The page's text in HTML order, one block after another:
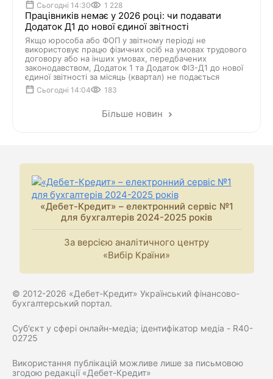
Сьогодні 14:30 1 228
Працівників немає у 2026 році: чи подавати
Додаток Д1 до нової єдиної звітності
Якщо юрособа або ФОП у звітному періоді не
використовує працю фізичних осіб на умовах трудового
договору або на інших умовах, передбачених
законодавством, Додаток 1 та Додаток ФІЗ-Д1 до нової
єдиної звітності за місяць (квартал) не подається
Сьогодні 14:04 183
Більше новин
«Дебет-Кредит» – електронний сервіс №1
для бухгалтерів 2024-2025 років
За версією аналітичного центру
«Вибір Країни»
© 2012-2026 «Дебет-Кредит» Український фінансово-
бухгалтерський портал.
Суб'єкт у сфері онлайн-медіа; ідентифікатор медіа - R40-
02725
Використання публікацій можливе лише за письмовою
згодою редакції «Дебет-Кредит»